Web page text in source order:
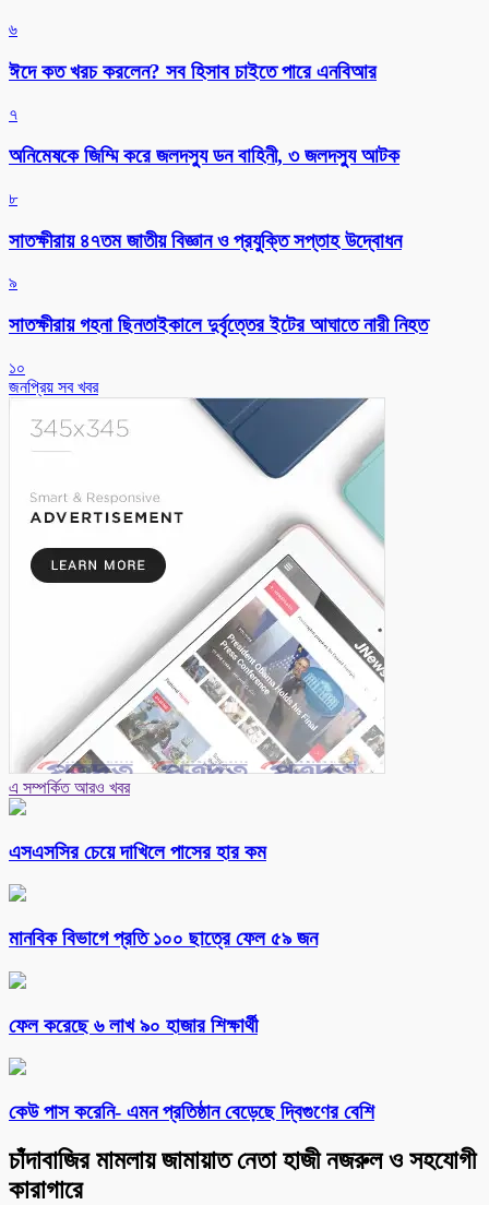
৬
ঈদে কত খরচ করলেন? সব হিসাব চাইতে পারে এনবিআর
৭
অনিমেষকে জিম্মি করে জলদস্যু ডন বাহিনী, ৩ জলদস্যু আটক
৮
সাতক্ষীরায় ৪৭তম জাতীয় বিজ্ঞান ও প্রযুক্তি সপ্তাহ উদ্বোধন
৯
সাতক্ষীরায় গহনা ছিনতাইকালে দুর্বৃত্তের ইটের আঘাতে নারী নিহত
১০
জনপ্রিয় সব খবর
এ সম্পর্কিত আরও খবর
এসএসসির চেয়ে দাখিলে পাসের হার কম
মানবিক বিভাগে প্রতি ১০০ ছাত্রে ফেল ৫৯ জন
ফেল করেছে ৬ লাখ ৯০ হাজার শিক্ষার্থী
কেউ পাস করেনি- এমন প্রতিষ্ঠান বেড়েছে দ্বিগুণের বেশি
চাঁদাবাজির মামলায় জামায়াত নেতা হাজী নজরুল ও সহযোগী
কারাগারে